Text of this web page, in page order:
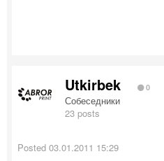
Utkirbek 0
Собеседники
23 posts
Posted 03.01.2011 15:29